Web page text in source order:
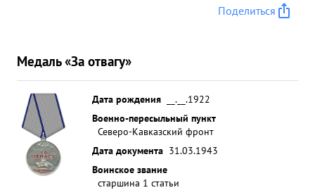
Поделиться
Медаль «За отвагу»
Дата рождения
__.__.1922
Военно-пересыльный пункт
Северо-Кавказский фронт
Дата документа 31.03.1943
Воинское звание
старшина 1 статьи